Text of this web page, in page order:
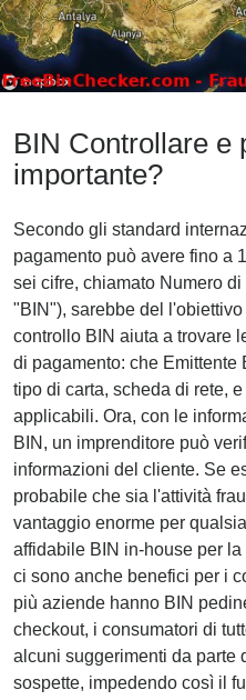
BIN Controllare e
importante?
Secondo gli standard
pagamento può avere fino a
sei cifre, chiamato Numero
"BIN"), sarebbe del
controllo BIN aiuta a trovare
di pagamento: che Emittente
tipo di carta, scheda di rete,
applicabili. Ora, con le
BIN, un imprenditore può
informazioni del cliente. Se
probabile che sia l'attività
vantaggio enorme per
affidabile BIN in-house per
ci sono anche benefici per i
più aziende hanno BIN
checkout, i consumatori di
alcuni suggerimenti da parte
sospette, impedendo così il